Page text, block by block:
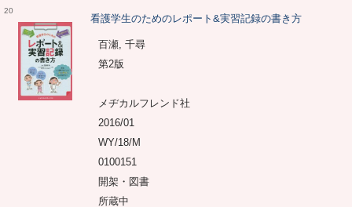
20
看護学生のためのレポート&実習記録の書き方
百瀬, 千尋
第2版
メヂカルフレンド社
2016/01
WY/18/M
0100151
開架・図書
所蔵中